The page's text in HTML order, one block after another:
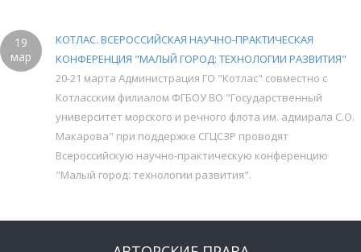
19
мар
КОТЛАС. ВСЕРОССИЙСКАЯ НАУЧНО-ПРАКТИЧЕСКАЯ
КОНФЕРЕНЦИЯ "МАЛЫЙ ГОРОД: ТЕХНОЛОГИИ РАЗВИТИЯ"
20-21 марта Администрация ГО "Котлас" совместно с
Котласским филиалом ФГБОУ ВО "Государственный
университет морского и речного флота им. адмирала С.О.
Макарова" при поддержке СГЦСЗР проводят
Всероссийскую научно-практическую конференцию
"Малый город: технологии развития".